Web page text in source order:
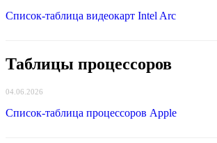
Список-таблица видеокарт Intel Arc
Таблицы процессоров
04.06.2026
Список-таблица процессоров Apple